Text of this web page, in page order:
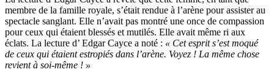
membre de la famille royale, s’était rendue à l’arène pour assister au
spectacle sanglant. Elle n’avait pas montré une once de compassion
pour ceux qui étaient blessés et mutilés. Elle avait même ri aux
éclats. La lecture d’ Edgar Cayce a noté : « Cet esprit s’est moqué
de ceux qui étaient estropiés dans l’arène. Voyez ! La même chose
revient à soi-même ! »